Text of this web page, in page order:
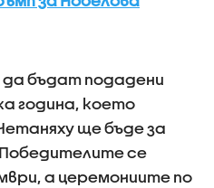
бъдат подадени
година, което
ще бъде за
се
а церемониите по